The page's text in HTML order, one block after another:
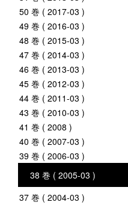
50 巻 ( 2017-03 )
49 巻 ( 2016-03 )
48 巻 ( 2015-03 )
47 巻 ( 2014-03 )
46 巻 ( 2013-03 )
45 巻 ( 2012-03 )
44 巻 ( 2011-03 )
43 巻 ( 2010-03 )
41 巻 ( 2008 )
40 巻 ( 2007-03 )
39 巻 ( 2006-03 )
38 巻 ( 2005-03 )
37 巻 ( 2004-03 )